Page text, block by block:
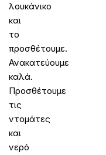
λουκάνικο
και
το
προσθέτουμε.
Ανακατεύουμε
καλά.
Προσθέτουμε
τις
ντομάτες
και
νερό